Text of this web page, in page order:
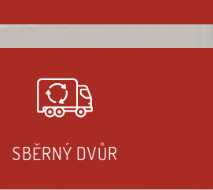
SBĚRNÝ DVŮR